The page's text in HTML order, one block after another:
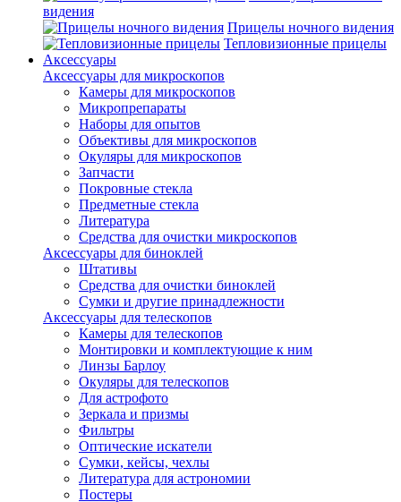
видения
Прицелы ночного видения
Тепловизионные прицелы
Аксессуары
Аксессуары для микроскопов
Камеры для микроскопов
Микропрепараты
Наборы для опытов
Объективы для микроскопов
Окуляры для микроскопов
Запчасти
Покровные стекла
Предметные стекла
Литература
Средства для очистки микроскопов
Аксессуары для биноклей
Штативы
Средства для очистки биноклей
Сумки и другие принадлежности
Аксессуары для телескопов
Камеры для телескопов
Монтировки и комплектующие к ним
Линзы Барлоу
Окуляры для телескопов
Для астрофото
Зеркала и призмы
Фильтры
Оптические искатели
Сумки, кейсы, чехлы
Литература для астрономии
Постеры